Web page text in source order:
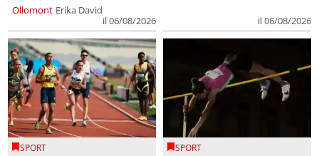
Ollomont Erika David
il 06/08/2026
il 06/08/2026
SPORT SPORT